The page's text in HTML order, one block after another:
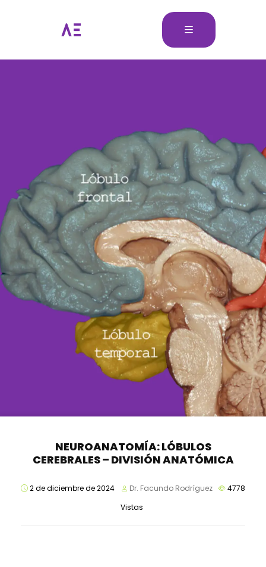
NEUROANATOMÍA: LÓBULOS
CEREBRALES – DIVISIÓN ANATÓMICA
2 de diciembre de 2024 Dr. Facundo Rodríguez
4778
Vistas